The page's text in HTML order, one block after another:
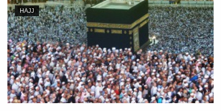
HAJJ